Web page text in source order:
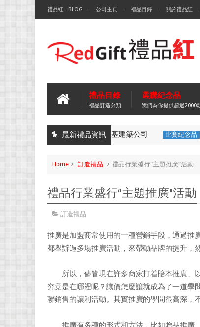
禮品紅 - BLOG 公司主頁 禮品目錄 關於禮品紅
禮品目錄
禮品訂造分類
選購紀念品
我們為你提供超過2000
最新禮品資訊
不銹鋼帶手柄保溫杯-法國地基建築公司 比賽紀念品 跑
Home 訂造禮品 禮品行業盛行“主題推廣”活動
禮品行業盛行“主題推廣”活動
訂造禮品
推廣是加盟商常使用的一種營銷手段，通過推
都舉辦過多場推廣活動，來帶動品牌的提升，
所以，儘管現在許多商家打着賠本推廣、
究竟是在哪裡呢？讓價怎麼讓就成為了一道學
聯銷售的讓利活動。其實推廣的學問很高深，
推廣有多種的形式和方法，比如贈品推廣